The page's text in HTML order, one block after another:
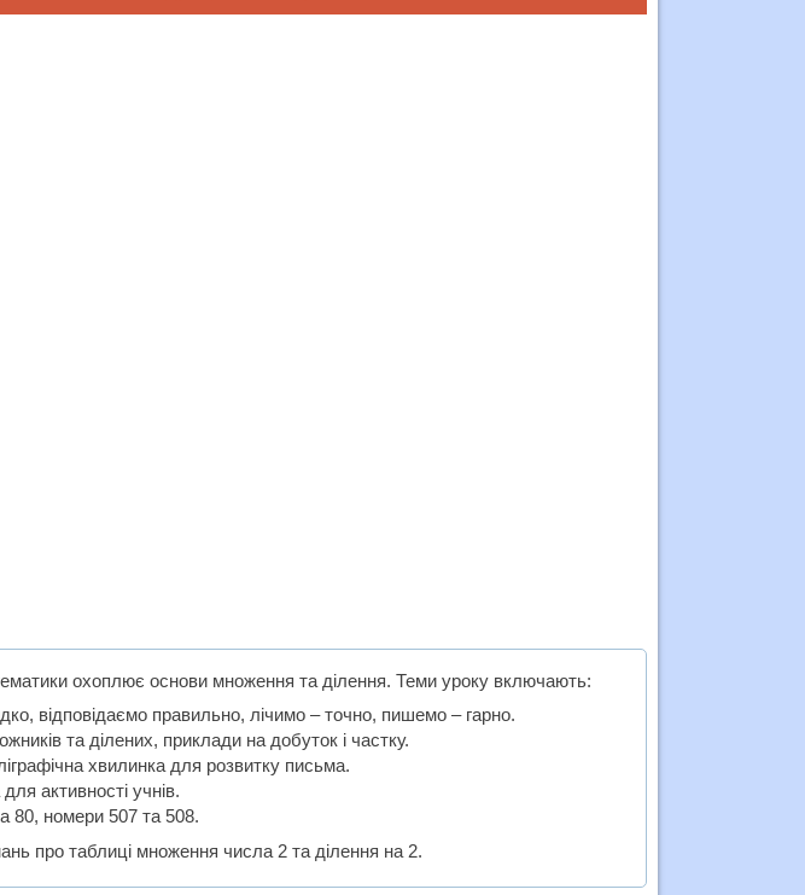
охоплює основи множення та ділення. Теми уроку включають:
відповідаємо правильно, лічимо – точно, пишемо – гарно.
та ділених, приклади на добуток і частку.
хвилинка для розвитку письма.
активності учнів.
80, номери 507 та 508.
про таблиці множення числа 2 та ділення на 2.